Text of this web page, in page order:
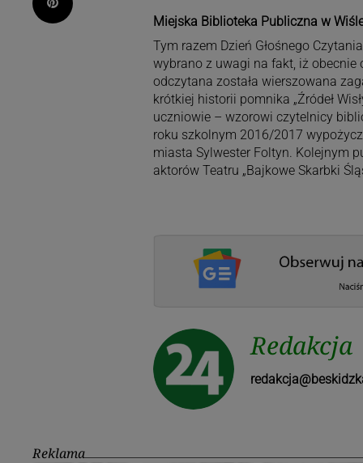
Miejska Biblioteka Publiczna w
Tym razem Dzień Głośnego
wybrano z uwagi na fakt, iż obecnie
odczytana została wierszowana
krótkiej historii pomnika „Źródeł
uczniowie – wzorowi czytelnicy
roku szkolnym 2016/2017
miasta Sylwester Foltyn. Kolejnym
aktorów Teatru „Bajkowe Skarbki
Redakcja
Reklama